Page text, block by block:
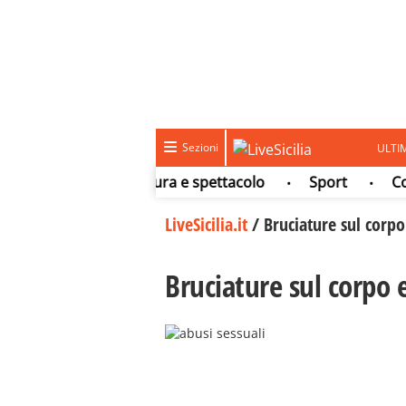
Sezioni
Cultura e spettacolo • Sport •
LiveSicilia.it/ Bruciature sul
Bruciature sul corpo